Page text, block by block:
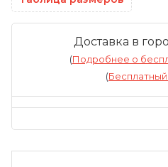
Доставка в
(Подробнее о
(